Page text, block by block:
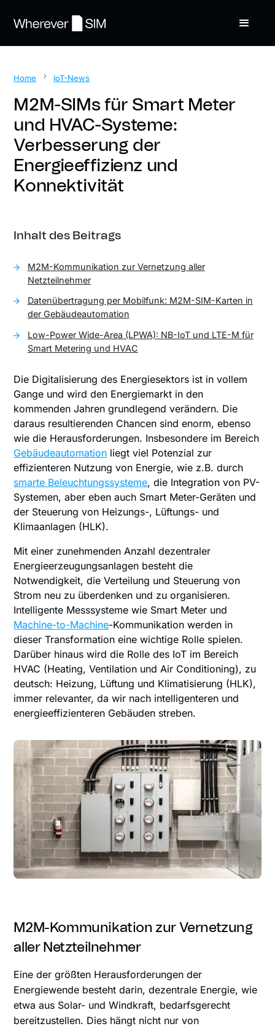
Home IoT-News
M2M-SIMs für Smart Meter
und HVAC-Systeme:
Verbesserung der
Energieeffizienz und
Konnektivität
Inhalt des Beitrags
M2M-Kommunikation zur Vernetzung aller
Netzteilnehmer
Datenübertragung per Mobilfunk: M2M-SIM-Karten in
der Gebäudeautomation
Low-Power Wide-Area (LPWA): NB-IoT und LTE-M für
Smart Metering und HVAC
Die Digitalisierung des Energiesektors ist in vollem
Gange und wird den Energiemarkt in den
kommenden Jahren grundlegend verändern. Die
daraus resultierenden Chancen sind enorm, ebenso
wie die Herausforderungen. Insbesondere im Bereich
Gebäudeautomation liegt viel Potenzial zur
effizienteren Nutzung von Energie, wie z.B. durch
smarte Beleuchtungssysteme, die Integration von PV-
Systemen, aber eben auch Smart Meter-Geräten und
der Steuerung von Heizungs-, Lüftungs- und
Klimaanlagen (HLK).
Mit einer zunehmenden Anzahl dezentraler
Energieerzeugungsanlagen besteht die
Notwendigkeit, die Verteilung und Steuerung von
Strom neu zu überdenken und zu organisieren.
Intelligente Messsysteme wie Smart Meter und
Machine-to-Machine-Kommunikation werden in
dieser Transformation eine wichtige Rolle spielen.
Darüber hinaus wird die Rolle des IoT im Bereich
HVAC (Heating, Ventilation und Air Conditioning), zu
deutsch: Heizung, Lüftung und Klimatisierung (HLK),
immer relevanter, da wir nach intelligenteren und
energieeffizienteren Gebäuden streben.
M2M-Kommunikation zur Vernetzung
aller Netzteilnehmer
Eine der größten Herausforderungen der
Energiewende besteht darin, dezentrale Energie, wie
etwa aus Solar- und Windkraft, bedarfsgerecht
bereitzustellen. Dies hängt nicht nur von